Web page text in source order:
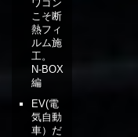
ワゴン
こそ断
熱フィ
ルム施
工。
N-BOX
編
EV(電
気自動
車）だ